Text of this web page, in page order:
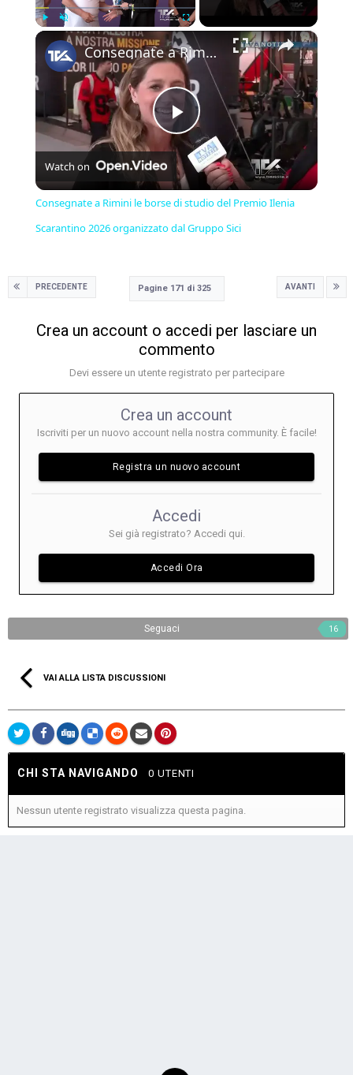
Unmute Fullscreen ×
Play
Video
Consegnate a Rimini le borse di studio del Premio Ilenia Scarantino 2026 organizzato dal Gruppo Sici
Watch on
Consegnate a Rimini le borse di studio del Premio Ilenia
Scarantino 2026 organizzato dal Gruppo Sici
PRECEDENTE AVANTI
Pagine 171 di 325
Crea un account o accedi per lasciare un
commento
Devi essere un utente registrato per partecipare
Crea un account
Iscriviti per un nuovo account nella nostra community. È facile!
Registra un nuovo account
Accedi
Sei già registrato? Accedi qui.
Accedi Ora
Seguaci 16
VAI ALLA LISTA DISCUSSIONI
CHI STA NAVIGANDO 0 UTENTI
Nessun utente registrato visualizza questa pagina.